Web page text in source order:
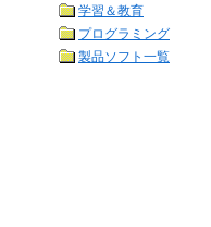
学習＆教育
プログラミング
製品ソフト一覧